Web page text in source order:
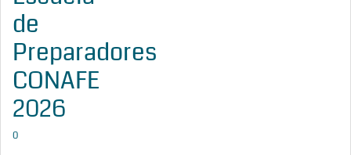
de
Preparadores
CONAFE
2026
0